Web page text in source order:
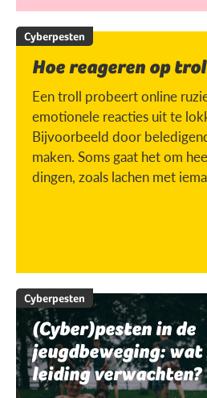
Cyberpesten
Hoe reageren op
Een troll probeert online
emotionele reacties uit te
Bijvoorbeeld door
maken. Soms gaat het om
dingen, zoals lachen met
Cyberpesten
(Cyber)pesten in de
jeugdbeweging: wat
leiding verwachten?